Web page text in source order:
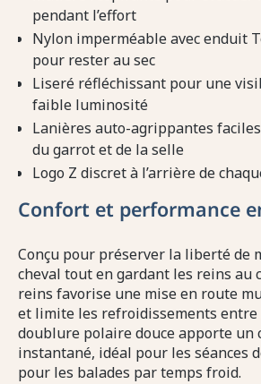
pendant l’effort
Nylon imperméable avec enduit
pour rester au sec
Liseré réfléchissant pour une
faible luminosité
Lanières auto-agrippantes
du garrot et de la selle
Logo Z discret à l’arrière de
Confort et performance
Conçu pour préserver la liberté de
cheval tout en gardant les reins au
reins favorise une mise en route
et limite les refroidissements entre
doublure polaire douce apporte un
instantané, idéal pour les séances
pour les balades par temps froid.